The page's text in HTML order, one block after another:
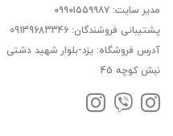
مدیر سایت: ۰۹۹۰۱۵۵۹۹۸۷
پشتیبانی فروشندگان: 09139683346
آدرس فروشگاه: یزد-بلوار شهید دشتی
نبش کوچه 45